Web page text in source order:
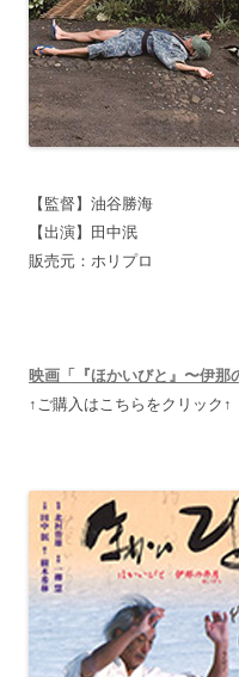
【監督】油谷勝海
【出演】田中泯
販売元：ホリプロ
映画「『ほかいびと』〜伊那
↑ご購入はこちらをクリック↑